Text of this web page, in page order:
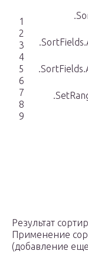
1
2
3
4
5
6
7
8
9
Результат
Применение
(добавление